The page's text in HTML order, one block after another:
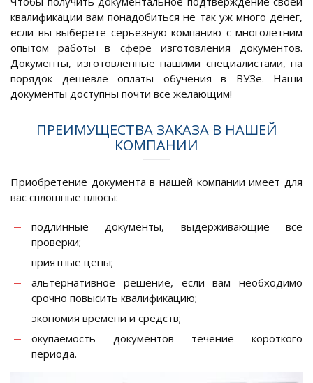
квалификации вам понадобиться не так уж много денег,
если вы выберете серьезную компанию с многолетним
опытом работы в сфере изготовления документов.
Документы, изготовленные нашими специалистами, на
порядок дешевле оплаты обучения в ВУЗе. Наши
документы доступны почти все желающим!
ПРЕИМУЩЕСТВА ЗАКАЗА В НАШЕЙ
КОМПАНИИ
Приобретение документа в нашей компании имеет для
вас сплошные плюсы:
подлинные документы, выдерживающие все
проверки;
приятные цены;
альтернативное решение, если вам необходимо
срочно повысить квалификацию;
экономия времени и средств;
окупаемость документов течение короткого
периода.